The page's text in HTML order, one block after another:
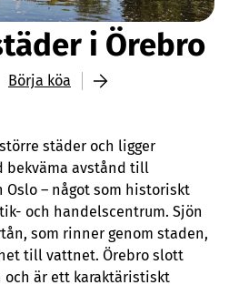
i Örebro
Börja köa
städer och ligger
bekväma avstånd till
Oslo – något som historiskt
och handelscentrum. Sjön
som rinner genom staden,
till vattnet. Örebro slott
är ett karaktäristiskt